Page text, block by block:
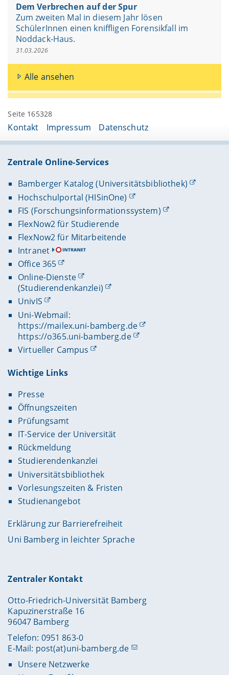
Dem Verbrechen auf der Spur
Zum zweiten Mal in diesem Jahr lösen
SchülerInnen einen kniffligen Forensikfall im
Noddack-Haus.
31.03.2026
Alle ansehen
Seite 165328
Kontakt Impressum Datenschutz
Zentrale Online-Services
Bamberger Katalog (Universitätsbibliothek)
Hochschulportal (HISinOne)
FIS (Forschungsinformationssystem)
FlexNow2 für Studierende
FlexNow2 für Mitarbeitende
Intranet
Office 365
Online-Dienste
(Studierendenkanzlei)
UnivIS
Uni-Webmail:
https://mailex.uni-bamberg.de
https://o365.uni-bamberg.de
Virtueller Campus
Wichtige Links
Presse
Öffnungszeiten
Prüfungsamt
IT-Service der Universität
Rückmeldung
Studierendenkanzlei
Universitätsbibliothek
Vorlesungszeiten & Fristen
Studienangebot
Erklärung zur Barrierefreiheit
Uni Bamberg in leichter Sprache
Zentraler Kontakt
Otto-Friedrich-Universität Bamberg
Kapuzinerstraße 16
96047 Bamberg
Telefon: 0951 863-0
E-Mail: post(at)uni-bamberg.de
Unsere Netzwerke